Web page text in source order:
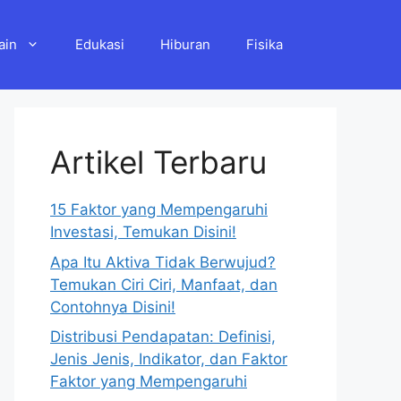
Edukasi Hiburan Fisika
Artikel Terbaru
15 Faktor yang Mempengaruhi
Investasi, Temukan Disini!
Apa Itu Aktiva Tidak Berwujud?
Temukan Ciri Ciri, Manfaat, dan
Contohnya Disini!
Distribusi Pendapatan: Definisi,
Jenis Jenis, Indikator, dan Faktor
Faktor yang Mempengaruhi